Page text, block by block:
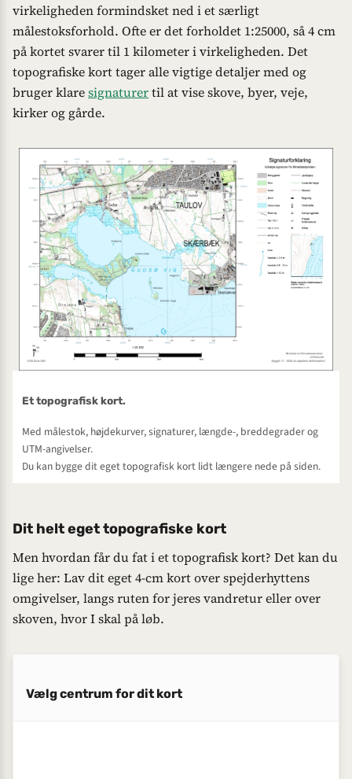
virkeligheden formindsket ned i et særligt
målestoksforhold. Ofte er det forholdet 1:25000, så 4 cm
på kortet svarer til 1 kilometer i virkeligheden. Det
topografiske kort tager alle vigtige detaljer med og
bruger klaresignaturertil at vise skove, byer, veje,
kirker og gårde.
Et topografisk kort.
Med målestok, højdekurver, signaturer, længde-, breddegrader og
UTM-angivelser.
Du kan bygge dit eget topografisk kort lidt længere nede på siden.
Dit helt eget topografiske kort
Men hvordan får du fat i et topografisk kort? Det kan du
lige her: Lav dit eget 4-cm kort over spejderhyttens
omgivelser, langs ruten for jeres vandretur eller over
skoven, hvor I skal på løb.
Vælg centrum for dit kort